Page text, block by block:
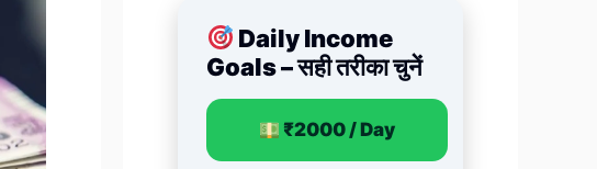
Daily Income
Goals – सही तरीका चुनें
₹2000 / Day